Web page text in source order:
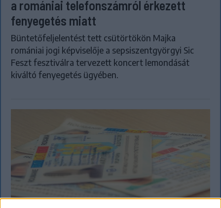
a romániai telefonszámról érkezett
fenyegetés miatt
Büntetőfeljelentést tett csütörtökön Majka
romániai jogi képviselője a sepsiszentgyörgyi Sic
Feszt fesztiválra tervezett koncert lemondását
kiváltó fenyegetés ügyében.